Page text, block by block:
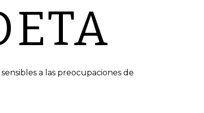
a las preocupaciones de